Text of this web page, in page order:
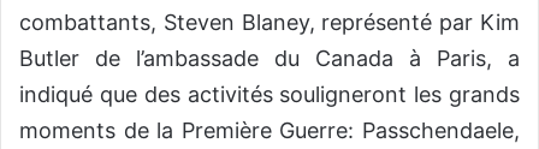
combattants, Steven Blaney, représenté par Kim
Butler de l’ambassade du Canada à Paris, a
indiqué que des activités souligneront les grands
moments de la Première Guerre: Passchendaele,